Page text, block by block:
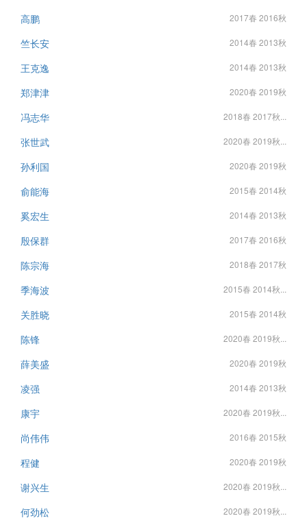
高鹏
2017春 2016秋
竺长安 2014春 2013秋
王克逸 2014春 2013秋
郑津津 2020春 2019秋
冯志华 2018春 2017秋...
张世武 2020春 2019秋...
孙利国 2020春 2019秋
俞能海 2015春 2014秋
奚宏生 2014春 2013秋
殷保群 2017春 2016秋
陈宗海 2018春 2017秋
季海波 2015春 2014秋...
关胜晓 2015春 2014秋
陈锋 2020春 2019秋...
薛美盛 2020春 2019秋
凌强 2014春 2013秋
康宇 2020春 2019秋...
尚伟伟 2016春 2015秋
程健 2020春 2019秋
谢兴生 2020春 2019秋...
何劲松 2020春 2019秋...